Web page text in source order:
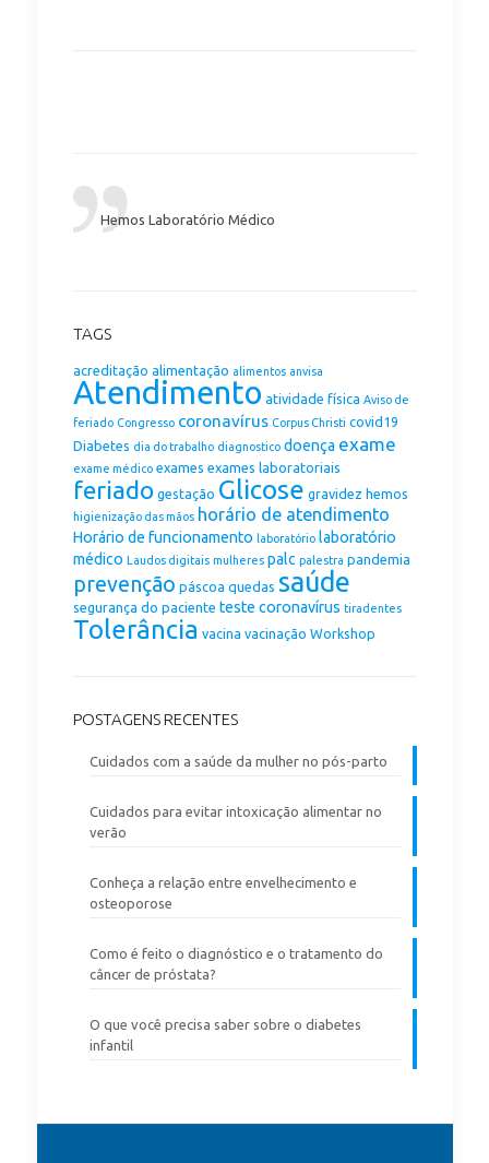
Hemos Laboratório Médico
TAGS
acreditação alimentação alimentos anvisa
Atendimento atividade física Aviso de
feriado Congresso coronavírus Corpus Christi covid19
Diabetes dia do trabalho diagnostico doença exame
exame médico exames exames laboratoriais
feriado gestação Glicose gravidez hemos
higienização das mãos horário de atendimento
Horário de funcionamento laboratório laboratório
médico Laudos digitais mulheres palc palestra pandemia
prevenção páscoa quedas saúde
segurança do paciente teste coronavírus tiradentes
Tolerância vacina vacinação Workshop
POSTAGENS RECENTES
Cuidados com a saúde da mulher no pós-parto
Cuidados para evitar intoxicação alimentar no
verão
Conheça a relação entre envelhecimento e
osteoporose
Como é feito o diagnóstico e o tratamento do
câncer de próstata?
O que você precisa saber sobre o diabetes
infantil